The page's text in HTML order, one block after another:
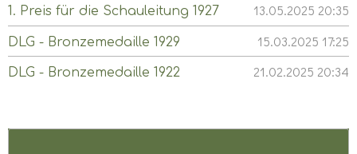
itung
1927
e 1929
e 1922
1. Preis für die Schauleitung 1927 13.05.2025 20:35
DLG - Bronzemedaille 1929 15.03.2025 17:25
DLG - Bronzemedaille 1922 21.02.2025 20:34